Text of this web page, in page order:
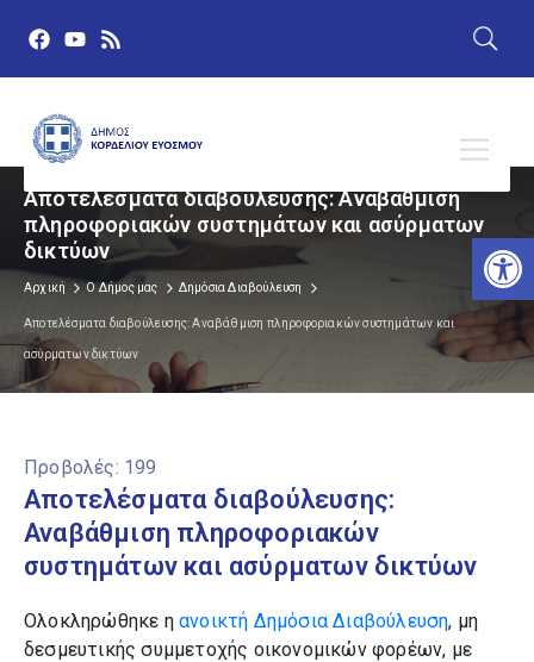
Αποτελέσματα διαβούλευσης: Αναβάθμιση
πληροφοριακών συστημάτων και ασύρματων
δικτύων
Αρχική Ο Δήμος μας Δημόσια Διαβούλευση
Αποτελέσματα διαβούλευσης: Αναβάθμιση πληροφοριακών συστημάτων και
ασύρματων δικτύων
Προβολές: 199
Αποτελέσματα διαβούλευσης:
Αναβάθμιση πληροφοριακών
συστημάτων και ασύρματων δικτύων
Ολοκληρώθηκε η ανοικτή Δημόσια Διαβούλευση, μη
δεσμευτικής συμμετοχής οικονομικών φορέων, με